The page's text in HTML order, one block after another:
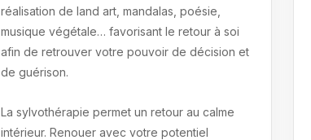
réalisation de land art, mandalas, poésie,
musique végétale… favorisant le retour à soi
afin de retrouver votre pouvoir de décision et
de guérison.
La sylvothérapie permet un retour au calme
intérieur. Renouer avec votre potentiel